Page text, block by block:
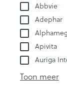
Abbvie
Adephar
Apivita
Auriga
Toon meer